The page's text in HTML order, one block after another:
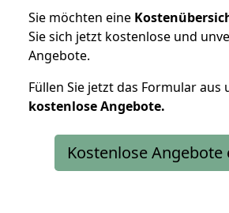
Sie möchten eine
Sie sich jetzt kostenlose und
Angebote.
Füllen Sie jetzt das Formular aus
kostenloseAngebote.
Kostenlose Angebote